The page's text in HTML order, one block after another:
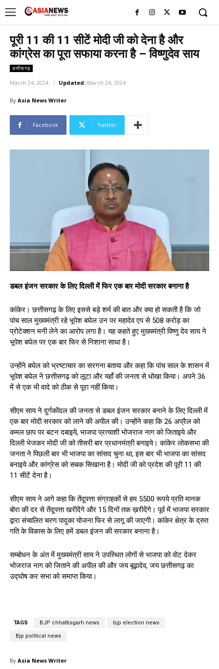
पूरी 11 की 11 सीटें मोदी जी को देना है और
कांग्रेस का पूरा सफाया करना है – विष्णुदेव साय
छत्तीसगढ़
March 24, 2024 Updated: March 24, 2024
By Asia News Writer
Facebook Twitter
डबल इंजन सरकार के लिए दिल्ली में फिर एक बार मोदी सरकार बनाना है
कांकेर। छत्तीसगढ़ के लिए इससे बड़े शर्म की बात और क्या हो सकती है कि जो
पांच साल मुख्यमंत्री रहे भूपेश बघेल उन पर महादेव एप से 508 करोड़ का
प्रोटेक्शन मनी लेने का आरोप लगा है। यह कहते हुए मुख्यमंत्री विष्णु देव साय ने
भूपेश बघेल पर एक बार फिर से निशाना साधा है।
उन्होंने बघेल को भ्रष्टाचार का सरगना बताया और कहा कि पांच साल के शासन में
भूपेश बघेल ने छत्तीसगढ़ को लूटा और यहाँ की जनता से धोखा किया। अपने 36
में से एक भी वादे को ठीक से पूरा नहीं किया।
सीएम साय ने दुर्गकोंदल की जनता से डबल इंजन सरकार बनाने के लिए दिल्ली में
एक बार मोदी सरकार को लाने की अपील की। उन्होंने कहा कि 26 अप्रैल को
कमल छाप पर बटन दबाइये, भाजपा प्रत्याशी भोजराज नाग को जिताइये और
दिल्ली भेजकर मोदी जी को तीसरी बार प्रधानमंत्री बनाइये। कांकेर लोकसभा की
जनता ने पिछली बार भी भाजपा का सांसद चुना था, इस बार भी भाजपा का सांसद
बनाइये और कांग्रेस को सबक सिखाना है। मोदी जी को प्रदेश की पूरी 11 की
11 सीटें देना है।
सीएम साय ने आगे कहा कि तेंदूपत्ता संग्राहकों से हम 5500 रूपये प्रति मानक
बोरा की दर से तेंदूपत्ता खरीदेंगे और 15 दिनों तक ख़रीदेंगे। पूर्व में भाजपा सरकार
द्वारा संचालित चरण पादुका योजना फिर से लागू की जाएगी। कांकेर क्षेत्र के द्रुत
गति के विकास के लिए हमें डबल इंजन की सरकार बनाना है।
सम्बोधन के अंत में मुख्यमंत्री साय ने उपस्थित लोगों से भाजपा को वोट देकर
भोजराज नाग को जिताने की अपील की और जय बूढ़ादेव, जय छत्तीसगढ़ का
उद्घोष कर सभा को समाप्त किया।
TAGS BJP chhattisgarh news bjp election news
Bjp political news
By Asia News Writer